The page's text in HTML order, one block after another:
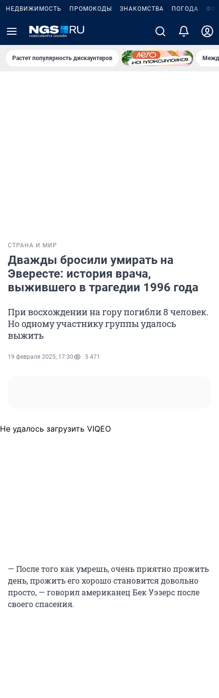
НЕДВИЖИМОСТЬ ПРОМОКОДЫ ЗНАКОМСТВА ПОГОДА
Растет популярность дискаунтеров
СТРАНА И МИР
Дважды бросили умирать на
Эвересте: история врача,
выжившего в трагедии 1996 года
При восхождении на гору погибли 8 человек.
Но одному участнику группы удалось
выжить
19 февраля 2025, 17:30 5 471
Не удалось загрузить VIQEO
— После того как умрешь, очень приятно прожить
день, прожить его хорошо становится довольно
просто, — говорил американец Бек Уэзерс после
своего спасения.